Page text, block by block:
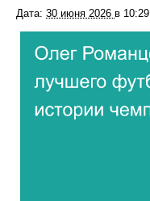
Дата: 30 июня 2026 в 10:29